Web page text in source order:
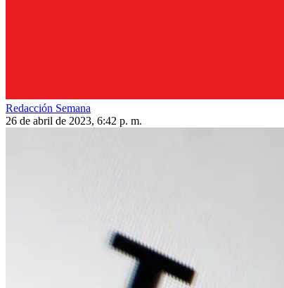
Redacción Semana
26 de abril de 2023, 6:42 p. m.